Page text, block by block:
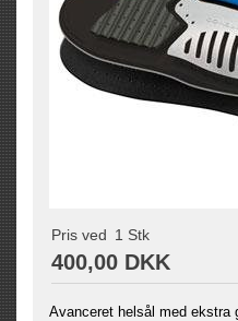
Pris ved 1 Stk
400,00 DKK
Avanceret helsål med ekstra